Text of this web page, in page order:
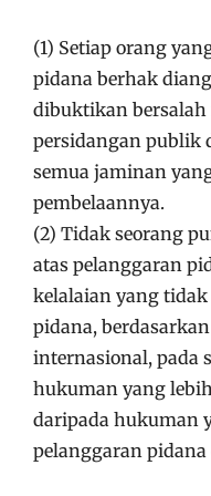
(1) Setiap orang
pidana berhak
dibuktikan
persidangan publik
semua jaminan
pembelaannya.
(2) Tidak seorang
atas pelanggaran
kelalaian yang
pidana,
internasional, pada
hukuman yang
daripada hukuman
pelanggaran